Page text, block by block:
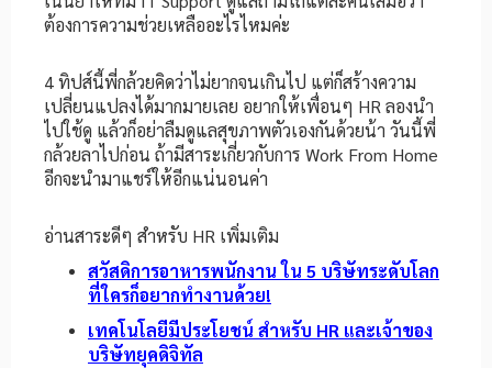
ต้องการความช่วยเหลืออะไรไหมค่ะ
4 ทิปส์นี้พี่กล้วยคิดว่าไม่ยากจนเกินไป แต่ก็สร้างความ
เปลี่ยนแปลงได้มากมายเลย อยากให้เพื่อนๆ HR ลองนำ
ไปใช้ดู แล้วก็อย่าลืมดูแลสุขภาพตัวเองกันด้วยน้า วันนี้พี่
กล้วยลาไปก่อน ถ้ามีสาระเกี่ยวกับการ Work From Home
อีกจะนำมาแชร์ให้อีกแน่นอนค่า
อ่านสาระดีๆ สำหรับ HR เพิ่มเติม
สวัสดิการอาหารพนักงาน ใน 5 บริษัทระดับโลก
ที่ใครก็อยากทำงานด้วย!
เทคโนโลยีมีประโยชน์ สำหรับ HR และเจ้าของ
บริษัทยุคดิจิทัล